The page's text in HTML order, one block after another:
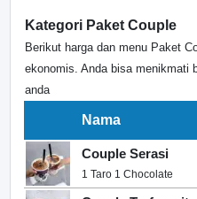
Kategori Paket Couple
Berikut harga dan menu Paket
ekonomis. Anda bisa menikmati
anda
Nama
Couple Serasi
1 Taro 1 Chocolate